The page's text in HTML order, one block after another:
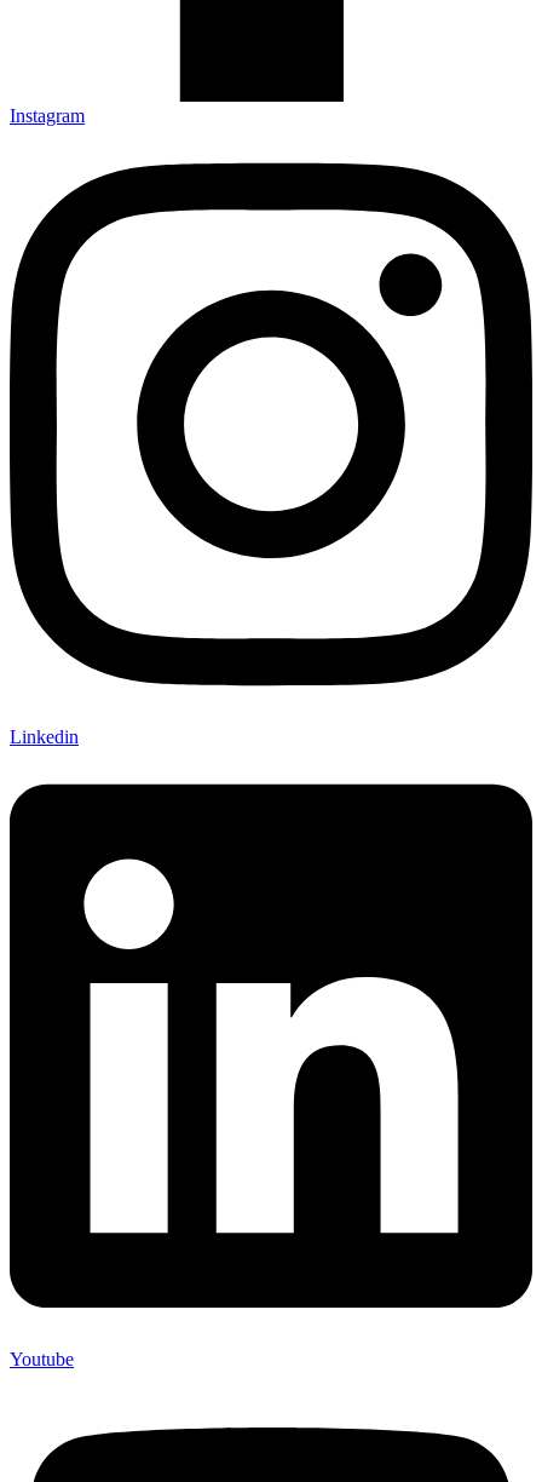
Instagram
Linkedin
Youtube